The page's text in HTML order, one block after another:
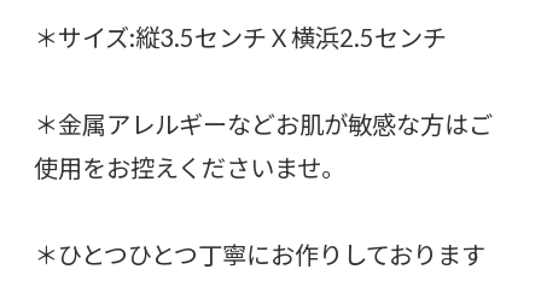
＊サイズ:縦3.5センチＸ横浜2.5センチ
＊金属アレルギーなどお肌が敏感な方はご
使用をお控えくださいませ。
＊ひとつひとつ丁寧にお作りしております